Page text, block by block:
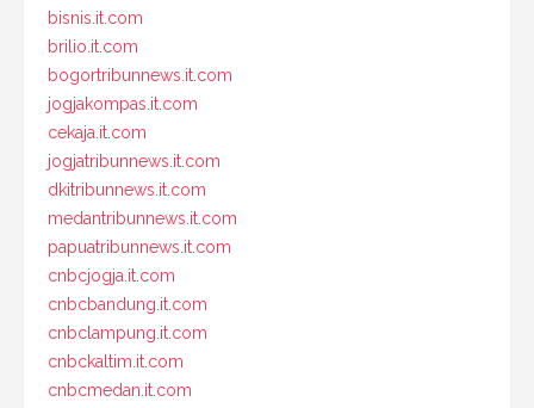
bisnis.it.com
brilio.it.com
bogortribunnews.it.com
jogjakompas.it.com
cekaja.it.com
jogjatribunnews.it.com
dkitribunnews.it.com
medantribunnews.it.com
papuatribunnews.it.com
cnbcjogja.it.com
cnbcbandung.it.com
cnbclampung.it.com
cnbckaltim.it.com
cnbcmedan.it.com